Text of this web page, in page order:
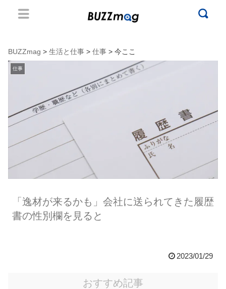
BUZZmag > 生活と仕事 > 仕事 > 今ここ
仕事
「逸材が来るかも」会社に送られてきた履歴
書の性別欄を見ると
2023/01/29
おすすめ記事